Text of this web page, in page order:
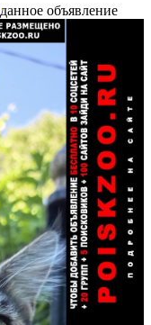
данное объявление